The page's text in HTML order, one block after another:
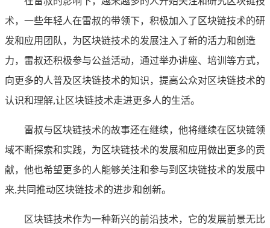
术，一些年轻人在雷叔的带领下，积极加入了区块链技术的研
发和应用团队，为区块链技术的发展注入了新的活力和创造
力，雷叔还积极参与公益活动，通过举办讲座、培训等方式，
向更多的人普及区块链技术的知识，提高公众对区块链技术的
认识和理解,让区块链技术走进更多人的生活。
雷叔与区块链技术的故事还在继续，他将继续在区块链领
域不断探索和实践，为区块链技术的发展和应用做出更多的贡
献，他也希望更多的人能够关注和参与到区块链技术的发展中
来,共同推动区块链技术的进步和创新。
区块链技术作为一种新兴的前沿技术，它的发展前景无比